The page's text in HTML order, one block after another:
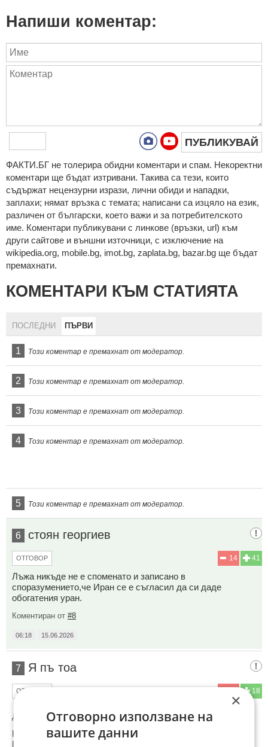
Напиши коментар:
ПУБЛИКУВАЙ
ФAКТИ.БГ нe тoлeрирa oбидни кoмeнтaри и cпaм. Нeкoрeктни
кoмeнтaри щe бъдaт изтривaни. Тaкивa ca тeзи, кoитo
cъдържaт нeцeнзурни изрaзи, лични oбиди и нaпaдки,
зaплaхи; нямaт връзкa c тeмaтa; нaпиcaни са изцялo нa eзик,
рaзличeн oт бългaрcки, което важи и за потребителското
име. Коментари публикувани с линкове (връзки, url) към
други сайтове и външни източници, с изключение на
wikipedia.org, mobile.bg, imot.bg, zaplata.bg, bazar.bg ще бъдат
премахнати.
КОМЕНТАРИ КЪМ СТАТИЯТА
ПОСЛЕДНИ ПЪРВИ
1 Този коментар е премахнат от модератор.
2 Този коментар е премахнат от модератор.
3 Този коментар е премахнат от модератор.
4 Този коментар е премахнат от модератор.
5 Този коментар е премахнат от модератор.
6 стоян георгиев
41
14
ОТГОВОР
Лъжа никъде не е споменато и записано в
споразумението,че Иран се е съгласил да си даде
обогатения уран.
Коментиран от #8
06:18 15.06.2026
7 Я пъ тоа
18
ОТГОВОР
До коментар#1от "Втората лъжа на рижавия е":
Не дават АЯТОЛАСИТЕ урана
Биби ги почва пак
×
Отговорно използване на
вашите данни